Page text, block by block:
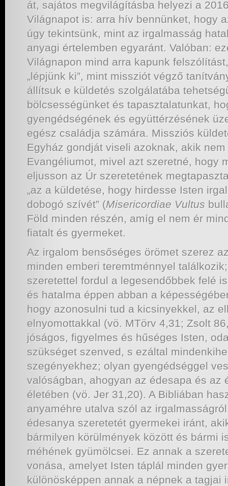
át, sajátos megvilágításba helyezi a
Világnapot is: arra hív bennünket, hogy
úgy tekintsünk, mint az irgalmasság
anyagi értelemben egyaránt. Valóban:
Világnapon mind arra kapunk
„lépjünk ki”, mint missziót végző
állítsuk e küldetés szolgálatába
bölcsességünket és tapasztalatunkat,
gyengédségének és együttérzésének
egész családja számára. Missziós
Egyház gondját viseli azoknak, akik
Evangéliumot, mivel azt szeretné, hogy
eljusson az Úr szeretetének
„az a küldetése, hogy hirdesse Isten
dobogó szívét” (Misericordiae Vultus
Föld minden részén, amíg el nem ér
fiatalt és gyermeket.
Az irgalom bensőséges örömet szerez
minden emberi teremtménnyel
szeretettel fordul a legesendőbbek felé
és hatalma éppen abban a
hogy azonosulni tud a kicsinyekkel, az
elnyomottakkal (vö. MTörv 4,31; Zsolt
jóságos, figyelmes és hűséges Isten,
szükséget szenved, s ezáltal
szegényekhez; olyan gyengédséggel
valóságban, ahogyan az édesapa és az
életében (vö. Jer 31,20). A Bibliában
anyaméhre utalva szól az
édesanya szeretetét gyermekei iránt,
bármilyen körülmények között és bármi
méhének gyümölcsei. Ez annak a
vonása, amelyet Isten táplál minden
különösképpen annak a népnek a tagjai